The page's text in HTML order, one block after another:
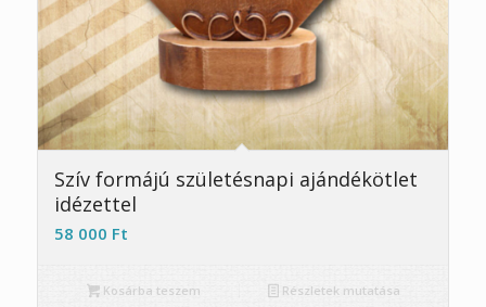
Szív formájú születésnapi ajándékötlet
idézettel
58 000 Ft
Kosárba teszem Részletek mutatása